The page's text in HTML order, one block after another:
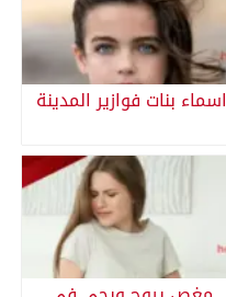
اسماء بنات فوازير المدينة